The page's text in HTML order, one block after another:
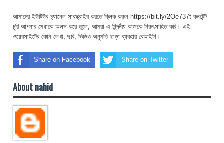
আমাদের ইউটিউব চ্যানেল সাবস্ক্রাইব করতে ক্লিক করুন https://bit.ly/2Oe737t কনটেন্ট
চুরি আপনার মেধাকে অলস করে তুলে, আমরা এ নিন্দনীয় কাজকে নিরুৎসাহিত করি। এই
ওয়েবসাইটের কোন লেখা, ছবি, ভিডিও অনুমতি ছাড়া ব্যবহার বেআইনি।
Share on Facebook Share on Twitter
About nahid